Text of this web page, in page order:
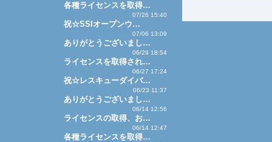
各種ライセンスを取得…
07/26 15:40
祝☆SSIオープンウ…
07/06 13:09
ありがとうございまし…
06/29 18:54
ライセンスを取得され…
06/27 17:24
祝☆レスキューダイバ…
06/23 11:37
ありがとうございまし…
06/14 12:56
ライセンスの取得、お…
06/14 12:47
各種ライセンスを取得…